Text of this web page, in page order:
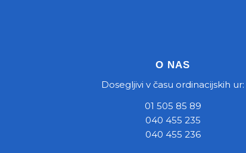
O NAS
Dosegljivi v času ordinacijskih ur:
01 505 85 89
040 455 235
040 455 236